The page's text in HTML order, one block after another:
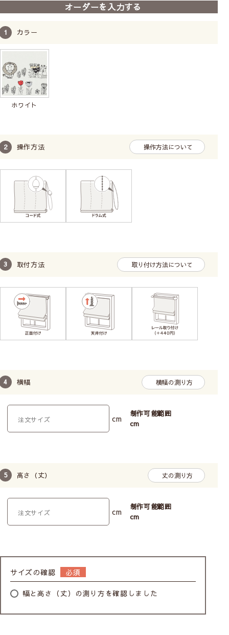
コード(ひも)操作で昇降
長い丈の場合、昇降に力が必要です。
広い幅の窓は昇降コードが切れるおそれがありお勧
めしません。
柄の位置（模様の出し方）は指定できません。
シングルシェード【ドラム式】
操作が軽い
耐久性がある
TOSOのドラム式メカを使用しています。BOX型
なので、窓側(裏面)もすっきりまとまっています。
お子様がいるお家でも
安心してお使いいただけます
子どもの体重がかかるとコードのジョイント部分が外
れます。外れても元に戻せます。
オーダーを入力する
カラー
ホワイト
操作方法 操作方法について
取付方法 取り付け方法について
横幅 横幅の測り方
cm
制作可能範囲
cm
高さ（丈） 丈の測り方
cm
制作可能範囲
cm
サイズの確認
幅と高さ（丈）の測り方を確認しました